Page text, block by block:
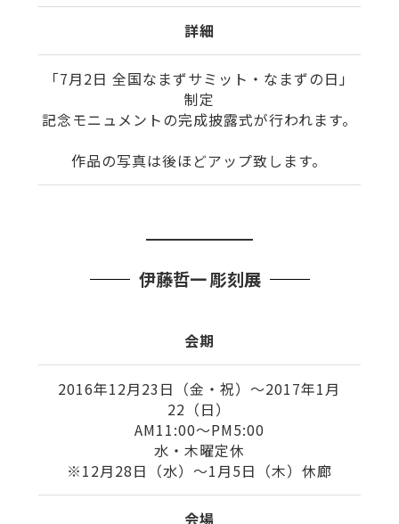
詳細
「7月2日 全国なまずサミット・なまずの日」
制定
記念モニュメントの完成披露式が行われます。
作品の写真は後ほどアップ致します。
伊藤哲一 彫刻展
会期
2016年12月23日（金・祝）〜2017年1月
22（日）
AM11:00〜PM5:00
水・木曜定休
※12月28日（水）〜1月5日（木）休廊
会場